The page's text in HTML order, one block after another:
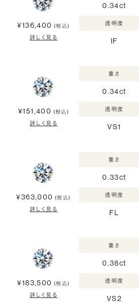
¥136,400 (税込)
詳しく見る
0.34ct
透明度
IF
¥151,400 (税込)
詳しく見る
重さ
0.34ct
透明度
VS1
¥363,000 (税込)
詳しく見る
重さ
0.33ct
透明度
FL
¥183,500 (税込)
詳しく見る
重さ
0.38ct
透明度
VS2